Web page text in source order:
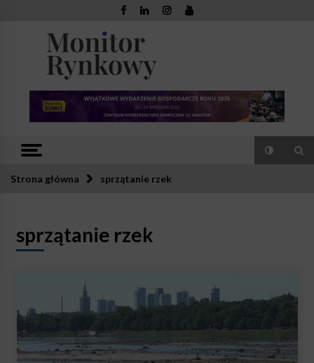
Monitor
Rynkowy
Strona główna sprzątanie rzek
sprzątanie rzek